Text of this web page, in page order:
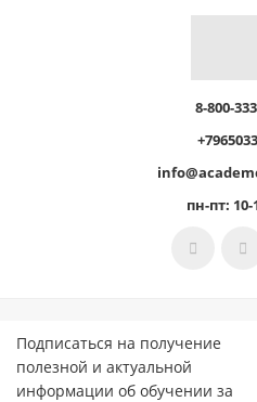
8-800-
пн-пт:
Подписаться на получение
полезной и актуальной
информации об обучении за